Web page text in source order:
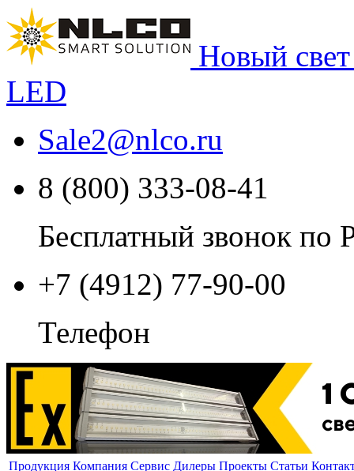
Новый
LED
Sale2@nlco.ru
8 (800) 333-08-41
Бесплатный звонок по
+7 (4912) 77-90-00
Телефон
Продукция Компания Сервис Дилеры Проекты Статьи